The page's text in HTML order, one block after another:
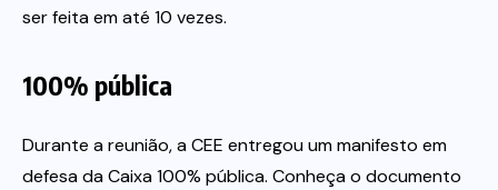
ser feita em até 10 vezes.
100% pública
Durante a reunião, a CEE entregou um manifesto em
defesa da Caixa 100% pública. Conheça o documento